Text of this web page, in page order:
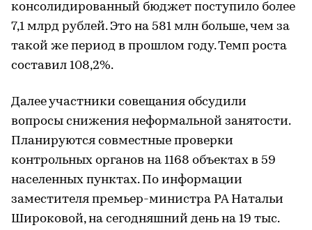
консолидированный бюджет поступило более
7,1 млрд рублей. Это на 581 млн больше, чем за
такой же период в прошлом году. Темп роста
составил 108,2%.
Далее участники совещания обсудили
вопросы снижения неформальной занятости.
Планируются совместные проверки
контрольных органов на 1168 объектах в 59
населенных пунктах. По информации
заместителя премьер-министра РА Натальи
Широковой, на сегодняшний день на 19 тыс.